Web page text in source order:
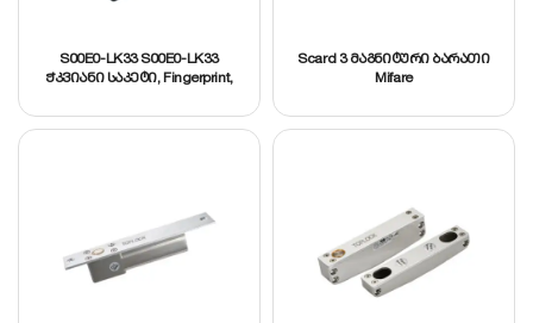
S00E0-LK33 S00E0-LK33
ჭკვიანი საკეტი, Fingerprint,
unlock, App remote unlock
Scard 3 მაგნიტური ბარათი
Mifare